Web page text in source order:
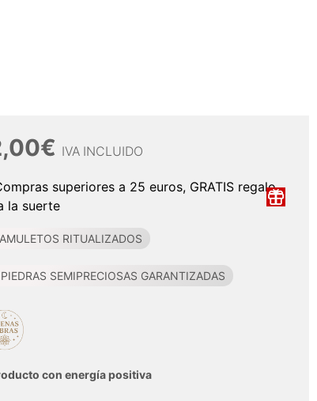
€ IVA INCLUIDO
superiores a 25 euros, GRATIS regalo
la suerte
RITUALIZADOS
SEMIPRECIOSAS GARANTIZADAS
con energía positiva